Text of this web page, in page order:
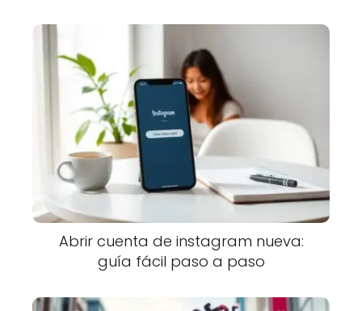
Abrir cuenta de instagram nueva:
guía fácil paso a paso